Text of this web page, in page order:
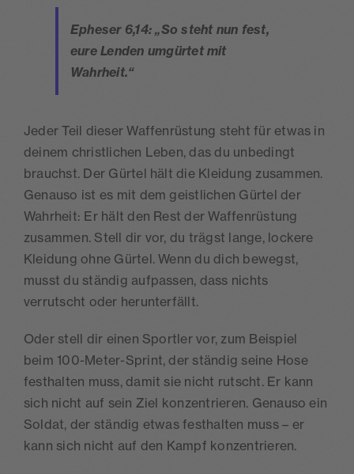
Epheser 6,14: „So steht nun fest,
eure Lenden umgürtet mit
Wahrheit.“
Jeder Teil dieser Waffenrüstung steht für etwas in
deinem christlichen Leben, das du unbedingt
brauchst. Der Gürtel hält die Kleidung zusammen.
Genauso ist es mit dem geistlichen Gürtel der
Wahrheit: Er hält den Rest der Waffenrüstung
zusammen. Stell dir vor, du trägst lange, lockere
Kleidung ohne Gürtel. Wenn du dich bewegst,
musst du ständig aufpassen, dass nichts
verrutscht oder herunterfällt.
Oder stell dir einen Sportler vor, zum Beispiel
beim 100-Meter-Sprint, der ständig seine Hose
festhalten muss, damit sie nicht rutscht. Er kann
sich nicht auf sein Ziel konzentrieren. Genauso ein
Soldat, der ständig etwas festhalten muss – er
kann sich nicht auf den Kampf konzentrieren.